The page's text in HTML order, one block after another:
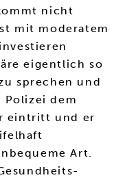
nicht
mit moderatem
eigentlich so
sprechen und
Polizei dem
eintritt und er
Art.